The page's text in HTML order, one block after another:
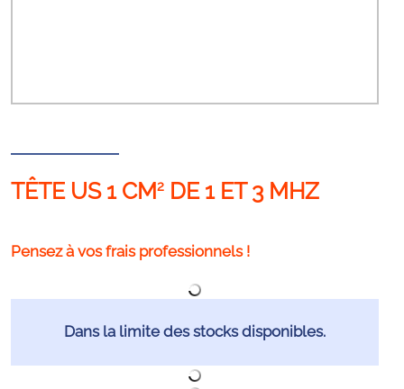
TÊTE US 1 CM2 DE 1 ET 3 MHZ
Pensez à vos frais professionnels !
Dans la limite des stocks disponibles.